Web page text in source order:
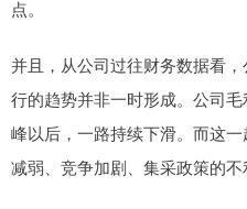
点。
并且，从公司过往财务数据看
行的趋势并非一时形成。公司
峰以后，一路持续下滑。而这
减弱、竞争加剧、集采政策的不